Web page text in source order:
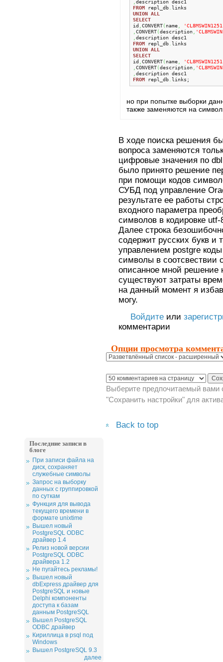
FROM repl_db.
UNION ALL
SELECT
id
CONVERT( name,
CONVERT(description,
FROM repl_db.
UNION ALL
SELECT
id
CONVERT( name,
CONVERT(description,
FROM repl_db. links;
но при попытке выборки
также заменяются на
В ходе поиска решения
вопроса заменяются
цифровые значения по
было принято решение
при помощи кодов
СУБД под управление
результате ее работы
входного параметра
символов в кодировке
Далее строка
содержит русских букв и
управлением postgre
символы в соотсвествии
описанное мной решение
существуют затраты
на данный момент я
могу.
Войдитеили
комментарии
Опции просмотра
Выберите предпочитаемый вами
"Сохранить настройки" для
Back to top
Последние записи в
блоге
При записи файла на
диск, сохраняет
служебные символы
Запрос на выборку
данных с группировкой
по суткам
Функция для вывода
текущего времени в
формате unixtime
Вышел новый
PostgreSQL ODBC
драйвер 1.4
Релиз новой версии
PostgreSQL ODBC
драйвера 1.2
Не пугайтесь рекламы!
Вышел новый
dbExpress драйвер для
PostgreSQL и новые
Delphi компоненты
доступа к базам
данным PostgreSQL
Вышел PostgreSQL
ODBC драйвер
Кириллица в psql под
Windows
Вышел PostgreSQL 9.3
далее